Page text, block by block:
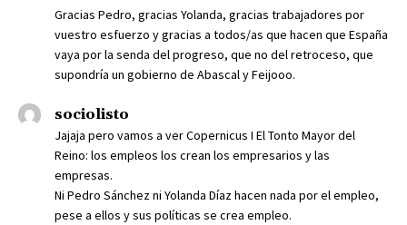
Gracias Pedro, gracias Yolanda, gracias trabajadores por
vuestro esfuerzo y gracias a todos/as que hacen que España
vaya por la senda del progreso, que no del retroceso, que
supondría un gobierno de Abascal y Feijooo.
sociolisto
Jajaja pero vamos a ver Copernicus I El Tonto Mayor del
Reino: los empleos los crean los empresarios y las
empresas.
Ni Pedro Sánchez ni Yolanda Díaz hacen nada por el empleo,
pese a ellos y sus políticas se crea empleo.